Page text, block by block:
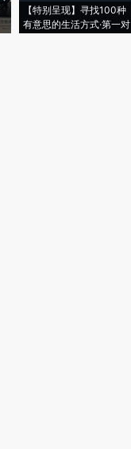
【特别呈现】寻找100种
有意思的生活方式·第一对